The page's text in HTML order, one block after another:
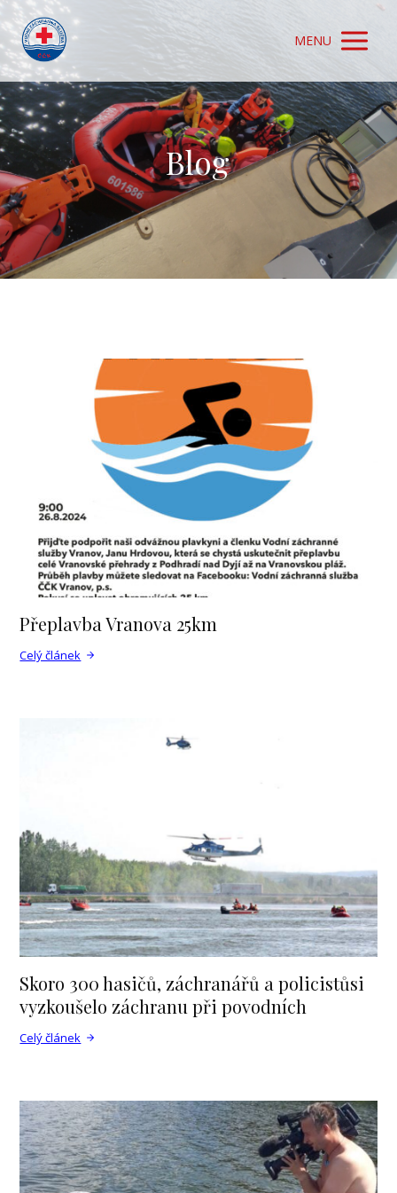
MENU
Blog
Přeplavba Vranova 25km
Celý článek
Skoro 300 hasičů, záchranářů a policistůsi
vyzkoušelo záchranu při povodních
Celý článek